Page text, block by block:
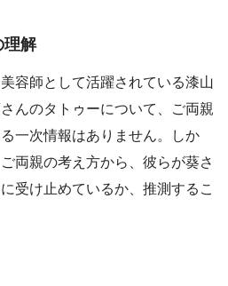
理解
容師として活躍されている漆山
んのタトゥーについて、ご両親
一次情報はありません。しか
両親の考え方から、彼らが葵さ
受け止めているか、推測するこ